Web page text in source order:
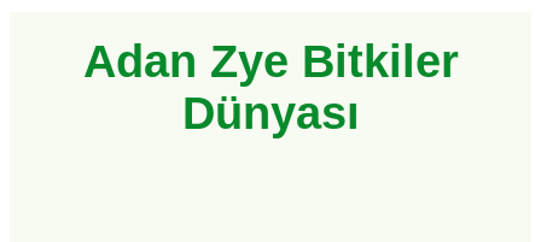
Adan Zye Bitkiler
Dünyası